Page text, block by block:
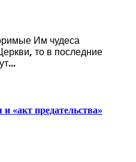
Им чудеса
то в последние
«акт предательства»